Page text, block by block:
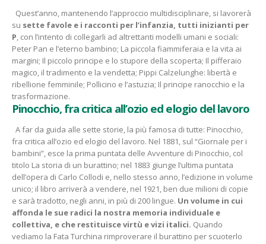
Quest’anno, mantenendo l’approccio multidisciplinare, si lavorerà
su sette favole e i racconti per l’infanzia, tutti inizianti per
P , con l’intento di collegarli ad altrettanti modelli umani e sociali:
Peter Pan e l’eterno bambino; La piccola fiammiferaia e la vita ai
margini; Il piccolo principe e lo stupore della scoperta; Il pifferaio
magico, il tradimento e la vendetta; Pippi Calzelunghe: libertà e
ribellione femminile; Pollicino e l’astuzia; Il principe ranocchio e la
trasformazione.
Pinocchio, fra critica all’ozio ed elogio del lavoro
A far da guida alle sette storie, la più famosa di tutte: Pinocchio,
fra critica all’ozio ed elogio del lavoro. Nel 1881, sul “Giornale per i
bambini”, esce la prima puntata delle Avventure di Pinocchio, col
titolo La storia di un burattino; nel 1883 giunge l’ultima puntata
dell’opera di Carlo Collodi e, nello stesso anno, l’edizione in volume
unico; il libro arriverà a vendere, nel 1921, ben due milioni di copie
e sarà tradotto, negli anni, in più di 200 lingue. Un volume in cui
affonda le sue radici la nostra memoria individuale e
collettiva, e che restituisce virtù e vizi italici. Quando
vediamo la Fata Turchina rimproverare il burattino per scuoterlo